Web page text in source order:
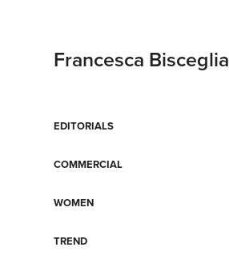
Francesca Bisceglia
EDITORIALS
COMMERCIAL
WOMEN
TREND